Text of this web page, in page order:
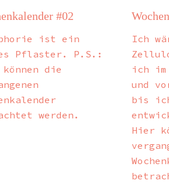
#02
ist ein
Pflaster. P.S.:
die
werden.
Ich
ich im
und
bis
Hier